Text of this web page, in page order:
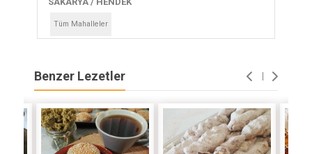
Tüm Mahalleler
Benzer Lezetler